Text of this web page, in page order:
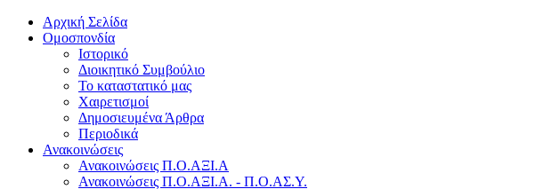
Αρχική Σελίδα
Ομοσπονδία
Ιστορικό
Διοικητικό Συμβούλιο
Το καταστατικό μας
Χαιρετισμοί
Δημοσιευμένα Άρθρα
Περιοδικά
Ανακοινώσεις
Ανακοινώσεις Π.Ο.ΑΞΙ.Α
Ανακοινώσεις Π.Ο.ΑΞΙ.Α. - Π.Ο.ΑΣ.Υ.